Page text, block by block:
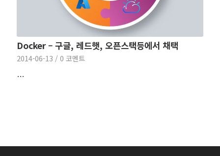
Docker – 구글, 레드햇, 오픈스택등에서 채택
2014-06-13 / 0 코멘트
…